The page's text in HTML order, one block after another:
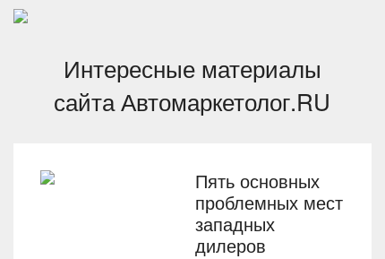
Интересные материалы
сайта Автомаркетолог.RU
Пять основных
проблемных мест
западных
дилеров